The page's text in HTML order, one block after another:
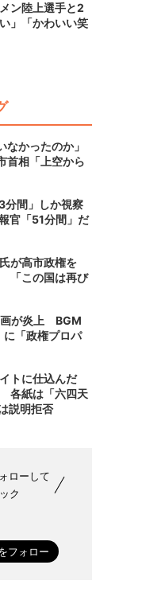
ン陸上選手と2
」「かわいい笑
かったのか」
首相「上空から
分間」しか視察
官「51分間」だ
が高市政権を
「この国は再び
画が炎上 BGM
に「政権プロパ
トに仕込んだ
各紙は「六四天
説明拒否
ローして
ク